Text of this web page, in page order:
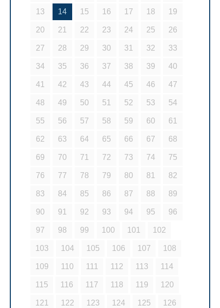
13 14 15 16 17 18 19
20 21 22 23 24 25 26
27 28 29 30 31 32 33
34 35 36 37 38 39 40
41 42 43 44 45 46 47
48 49 50 51 52 53 54
55 56 57 58 59 60 61
62 63 64 65 66 67 68
69 70 71 72 73 74 75
76 77 78 79 80 81 82
83 84 85 86 87 88 89
90 91 92 93 94 95 96
97 98 99 100 101 102
103 104 105 106 107 108
109 110 111 112 113 114
115 116 117 118 119 120
121 122 123 124 125 126